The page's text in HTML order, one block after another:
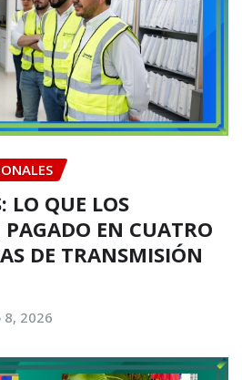
LO QUE LOS
EN CUATRO
DE TRANSMISIÓN
8, 2026